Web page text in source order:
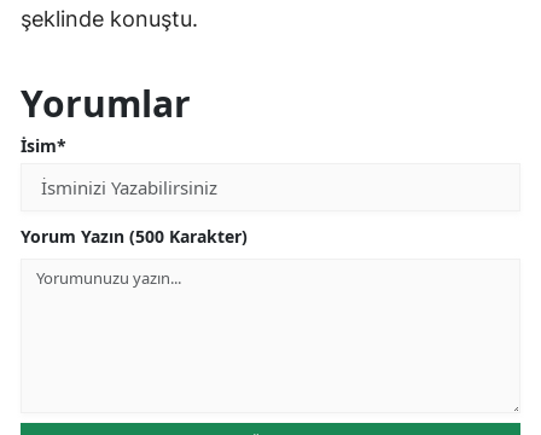
şeklinde konuştu.
Yorumlar
İsim*
Yorum Yazın (500 Karakter)